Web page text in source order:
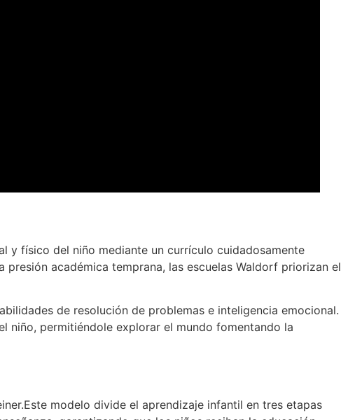
y físico del niño mediante un currículo cuidadosamente
académica temprana, las escuelas Waldorf priorizan el
de resolución de problemas e inteligencia emocional.
niño, permitiéndole explorar el mundo fomentando la
Este modelo divide el aprendizaje infantil en tres etapas